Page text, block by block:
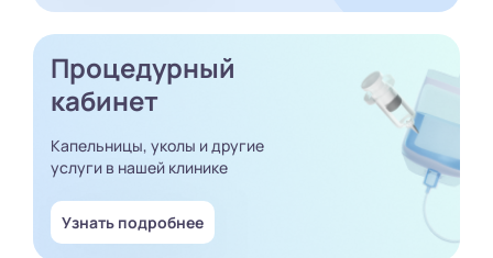
Процедурный
кабинет
Капельницы, уколы и другие
услуги в нашей клинике
Узнать подробнее